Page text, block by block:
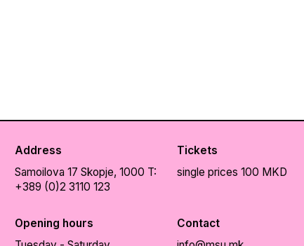
Address
Samoilova 17 Skopje, 1000 T:
+389 (0)2 3110 123
Tickets
single prices 100 MKD
Opening hours
Contact